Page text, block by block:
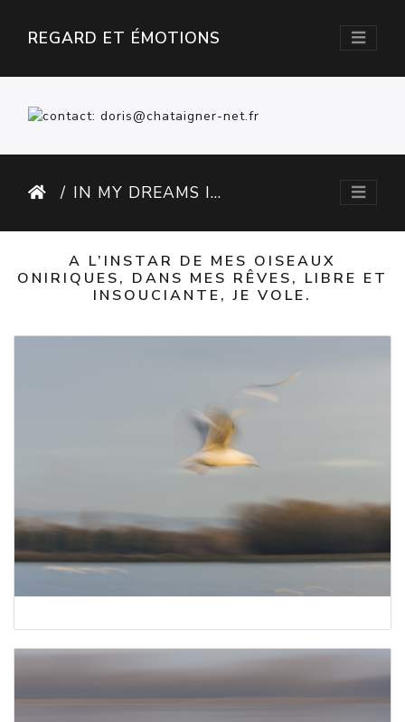
REGARD ET ÉMOTIONS
IN MY DREAMS I CAN FLY
A L’INSTAR DE MES OISEAUX
ONIRIQUES, DANS MES RÊVES, LIBRE ET
INSOUCIANTE, JE VOLE.